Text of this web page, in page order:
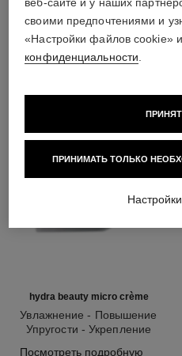
ЕЩЕ БОЛЬШЕ
hydra beauty micro crème
Увлажнение - Повышение
Упругости - Укрепление
Посмотреть подробную
своими предпочтениями и
«Настройки файлов cookie»
конфиденциальности
ПРИНИМАТЬ ТОЛЬКО